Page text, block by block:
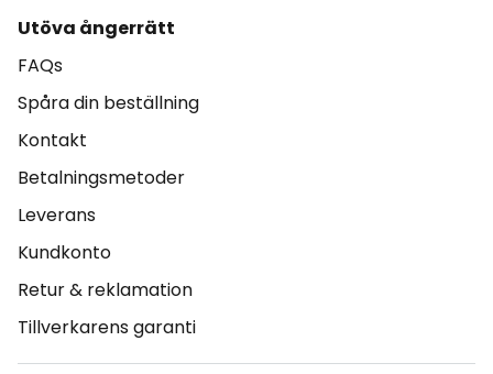
Utöva ångerrätt
FAQs
Spåra din beställning
Kontakt
Betalningsmetoder
Leverans
Kundkonto
Retur & reklamation
Tillverkarens garanti